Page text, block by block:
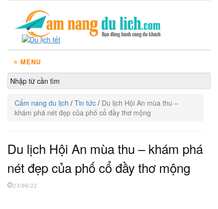
≡ MENU
Cẩm nang du lịch / Tin tức / Du lịch Hội An mùa thu –
khám phá nét đẹp của phố cổ đầy thơ mộng
Du lịch Hội An mùa thu – khám phá
nét đẹp của phố cổ đầy thơ mộng
23/06/22